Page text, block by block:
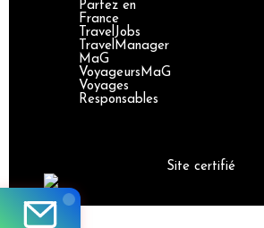
Partez en
France
TravelJobs
TravelManager
MaG
VoyageursMaG
Voyages
Responsables
Site certifié